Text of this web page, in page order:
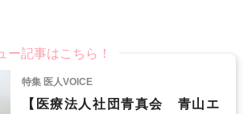
ー記事はこちら！
特集 医人VOICE
【医療法人社団青真会 青山エ